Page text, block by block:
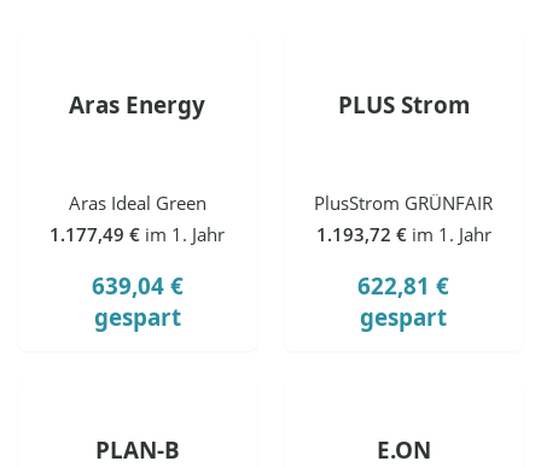
Aras Energy
Aras Ideal Green
1.177,49 € im 1. Jahr
639,04 €
gespart
PLUS Strom
PlusStrom GRÜNFAIR
1.193,72 € im 1. Jahr
622,81 €
gespart
PLAN-B E.ON